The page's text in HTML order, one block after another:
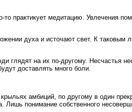
практикует медитацию. Увлечения
духа и источают свет. К таковым
глядят на их по-другому. Несчастья
доставлять много боли.
амбиций, по другому в один
понимание собственного